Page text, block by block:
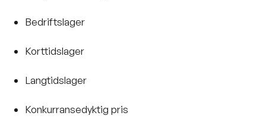
Bedriftslager
Korttidslager
Langtidslager
Konkurransedyktig pris